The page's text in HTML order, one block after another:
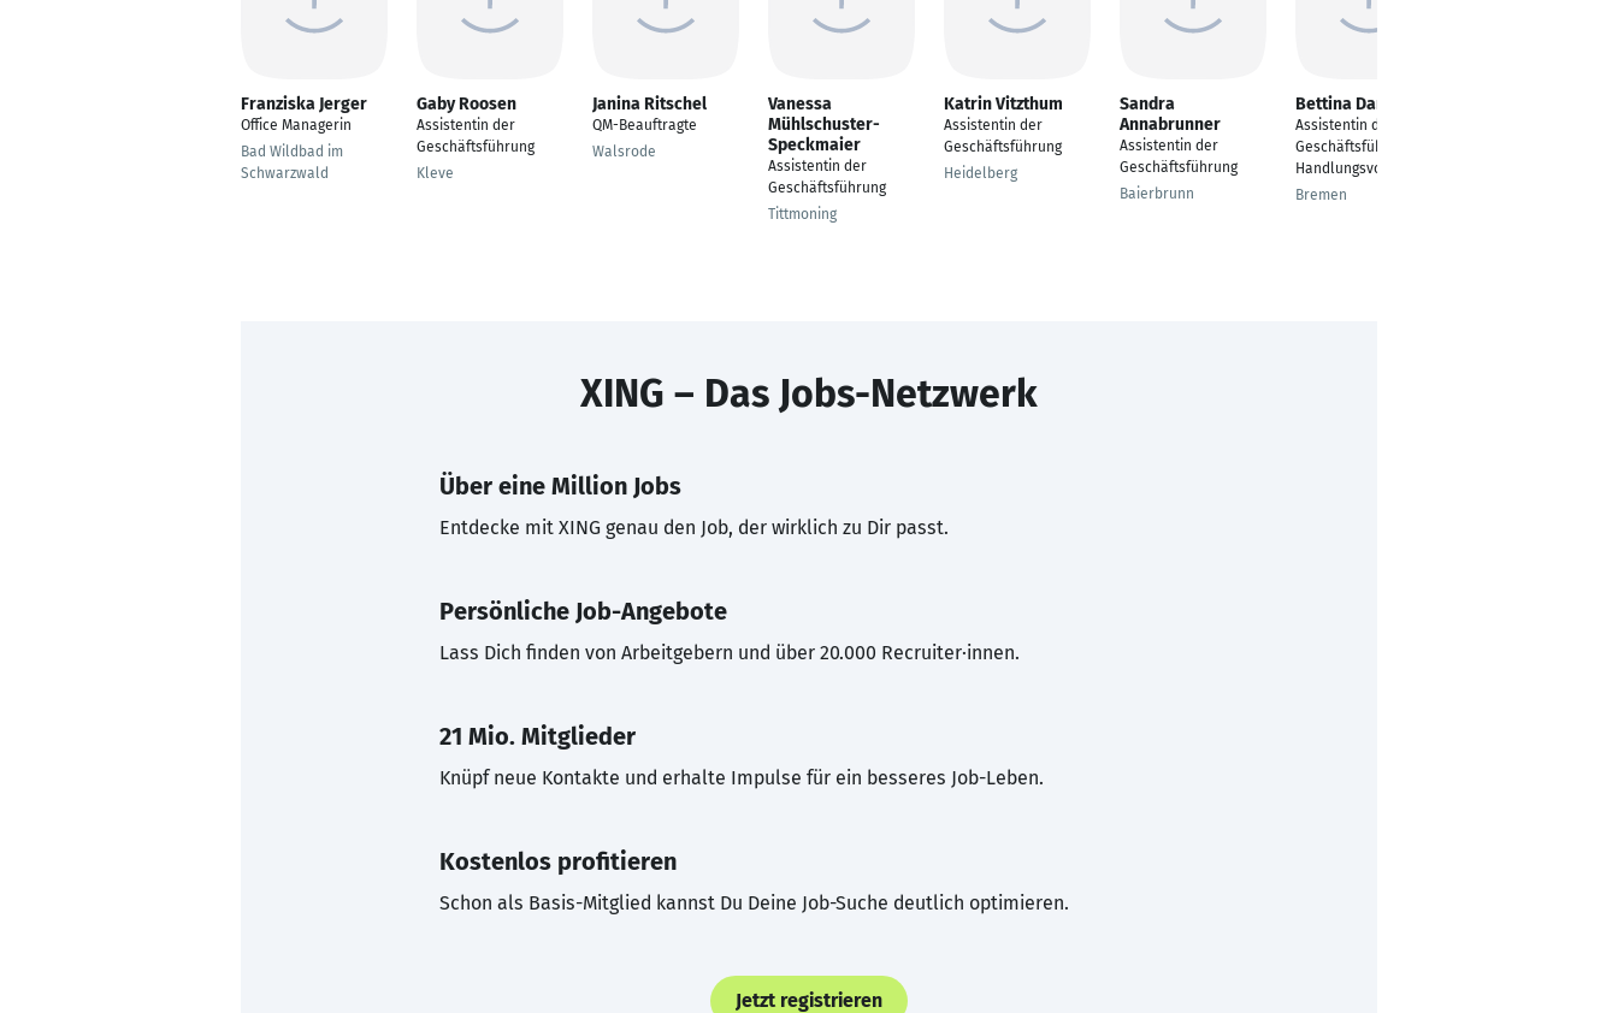
Franziska Jerger
Office Managerin
Bad Wildbad im
Schwarzwald
Gaby Roosen
Assistentin der
Geschäftsführung
Kleve
Janina Ritschel
QM-Beauftragte
Walsrode
Vanessa
Mühlschuster-
Speckmaier
Assistentin der
Geschäftsführung
Tittmoning
Katrin Vitzthum
Assistentin der
Geschäftsführung
Heidelberg
Sandra
Annabrunner
Assistentin der
Geschäftsführung
Baierbrunn
Bettina Daniel
Assistentin der
Geschäftsführung mit
Handlungsvollmacht
Bremen
XING – Das Jobs-Netzwerk
Über eine Million Jobs
Entdecke mit XING genau den Job, der wirklich zu Dir passt.
Persönliche Job-Angebote
Lass Dich finden von Arbeitgebern und über 20.000 Recruiter·innen.
21 Mio. Mitglieder
Knüpf neue Kontakte und erhalte Impulse für ein besseres Job-Leben.
Kostenlos profitieren
Schon als Basis-Mitglied kannst Du Deine Job-Suche deutlich optimieren.
Jetzt registrieren